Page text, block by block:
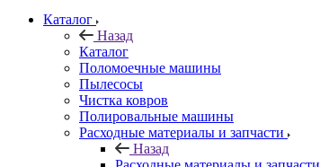
Каталог
Назад
Каталог
Поломоечные машины
Пылесосы
Чистка ковров
Полировальные машины
Расходные материалы и запчасти
Назад